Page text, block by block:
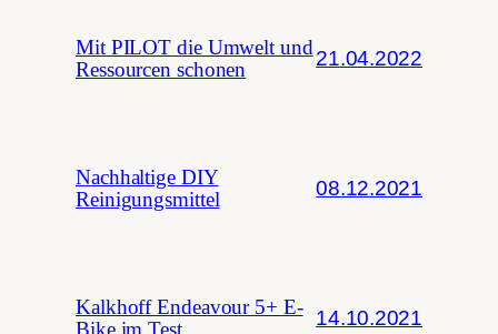
Mit PILOT die Umwelt und
Ressourcen schonen
21.04.2022
Nachhaltige DIY
Reinigungsmittel
08.12.2021
Kalkhoff Endeavour 5+ E-
Bike im Test
14.10.2021